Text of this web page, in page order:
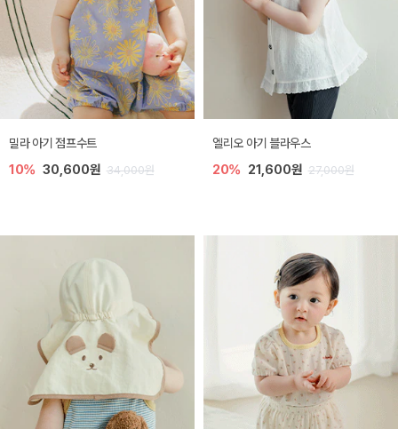
밀라 아기 점프수트
10% 30,600원 34,000원
엘리오 아기 블라우스
20% 21,600원 27,000원